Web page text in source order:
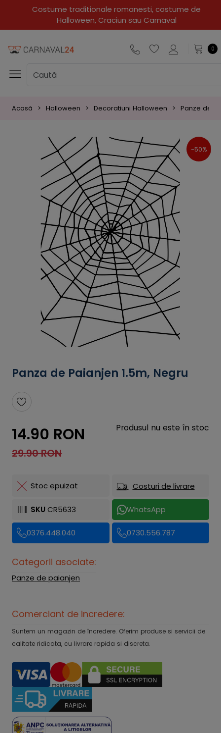
Costume traditionale romanesti, costume de
Halloween, Craciun sau Carnaval
0
Acasă Halloween Decoratiuni Halloween Panze de
-50%
Panza de Paianjen 1.5m, Negru
14.90 RON
29.90 RON
Produsul nu este în stoc
Stoc epuizat Costuri de livrare
SKU CR5633 WhatsApp
0376.448.040 0730.556.787
Categorii asociate:
Panze de paianjen
Comerciant de incredere:
Suntem un magazin de încredere. Oferim produse si servicii de
calitate ridicata, cu livrare rapida si discreta.